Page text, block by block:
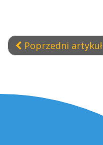
Poprzedni artykuł